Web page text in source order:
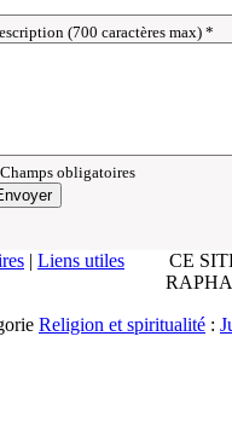
(700 caractères max) *
obligatoires
| Liens utiles
CE
Religion et spiritualité :